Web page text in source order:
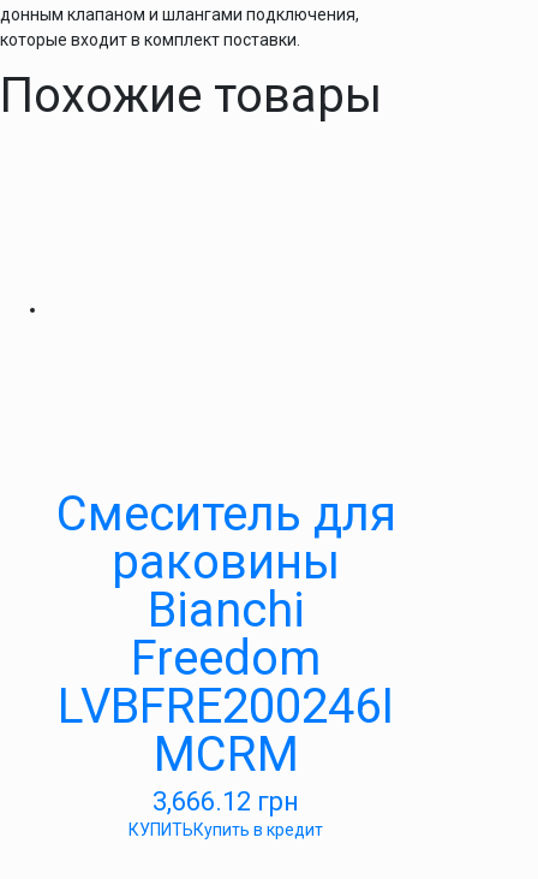
донным клапаном и шлангами подключения,
которые входит в комплект поставки.
Похожие товары
Смеситель для
раковины
Bianchi
Freedom
LVBFRE200246I
MCRM
3,666.12 грн
КУПИТЬКупить в кредит